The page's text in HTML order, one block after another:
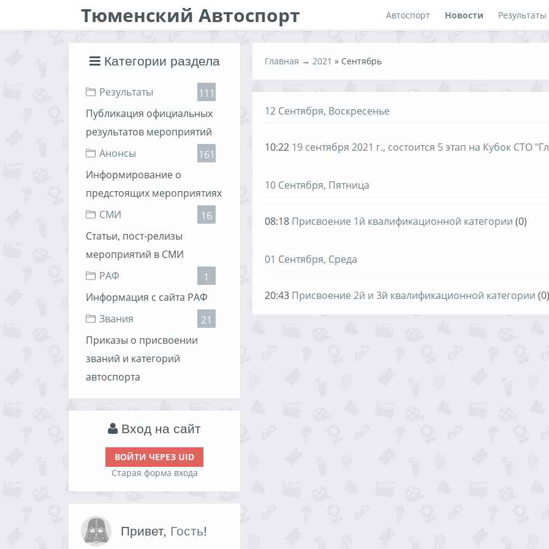
Тюменский Автоспорт Автоспорт Новости Результаты
Категории раздела
Результаты
111
Публикация официальных
результатов мероприятий
Анонсы
161
Информирование о
предстоящих мероприятиях
СМИ
16
Статьи, пост-релизы
мероприятий в СМИ
РАФ
1
Информация с сайта РАФ
Звания
21
Приказы о присвоении
званий и категорий
автоспорта
Вход на сайт
ВОЙТИ ЧЕРЕЗ UID
Старая форма входа
Привет, Гость!
Главная → 2021 » Сентябрь
12 Сентября, Воскресенье
10:22 19 сентября 2021 г., состоится 5 этап на Кубок СТО
10 Сентября, Пятница
08:18 Присвоение 1й квалификационной категории (0)
01 Сентября, Среда
20:43 Присвоение 2й и 3й квалификационной категории (0)